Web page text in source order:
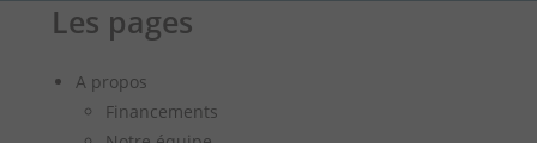
Les pages
A propos
Financements